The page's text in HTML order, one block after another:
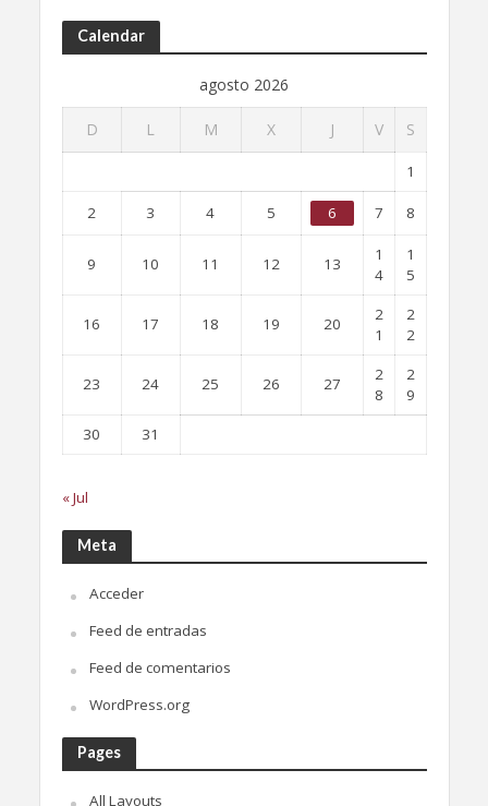
Calendar
agosto 2026
D L M X J V S
1
2 3 4 5 6 7 8
9 10 11 12 13
1
4
1
5
16 17 18 19 20
2
1
2
2
23 24 25 26 27
2
8
2
9
30
31
« Jul
Meta
Acceder
Feed de entradas
Feed de comentarios
WordPress.org
Pages
All Layouts